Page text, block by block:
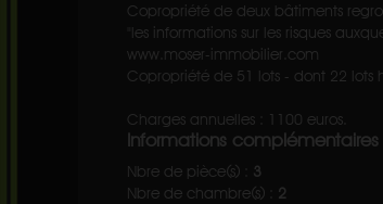
Copropriété de deux bâtiments
"les informations sur les risques
www.moser-immobilier.com
Copropriété de 51 lots - dont 22 lots
Charges annuelles : 1100 euros.
Informations complémentaires
Nbre de pièce(s) : 3
Nbre de chambre(s) : 2